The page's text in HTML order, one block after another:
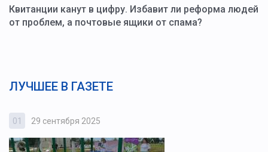
Квитанции канут в цифру. Избавит ли реформа людей
от проблем, а почтовые ящики от спама?
ЛУЧШЕЕ В ГАЗЕТЕ
01 29 сентября 2025